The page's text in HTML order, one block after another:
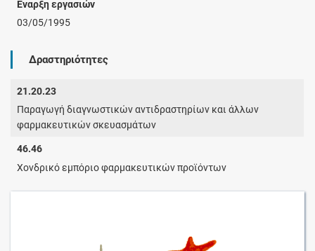
Έναρξη εργασιών
03/05/1995
Δραστηριότητες
21.20.23
Παραγωγή διαγνωστικών αντιδραστηρίων και άλλων
φαρμακευτικών σκευασμάτων
46.46
Χονδρικό εμπόριο φαρμακευτικών προϊόντων